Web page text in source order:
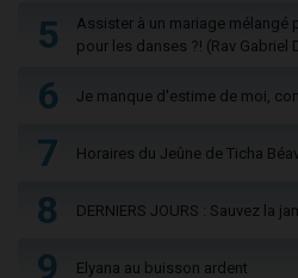
5
Assister à un mariage mélangé
pour les danses ?! (Rav Gabriel
6 Je manque d'estime de moi,
7 Horaires du Jeûne de Ticha
8 DERNIERS JOURS : Sauvez la
9 Elyana au buisson ardent